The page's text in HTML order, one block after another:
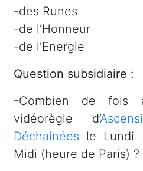
-des Runes
-de l’Honneur
-de l’Energie
Question subsidiaire :
-Combien de fois
vidéorègle d’
Déchainées le Lundi
Midi (heure de Paris) ?